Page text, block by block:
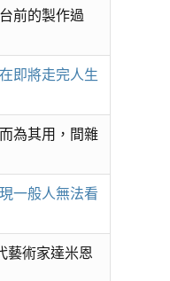
前的製作過
即將走完人生
為其用，間雜
一般人無法看
藝術家達米恩